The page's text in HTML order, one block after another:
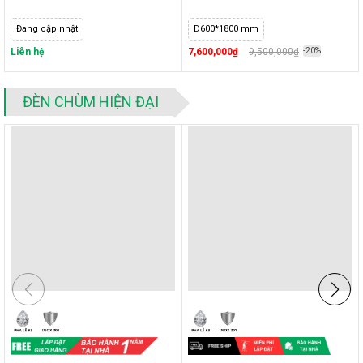
Đang cập nhật
Liên hệ
D600*1800 mm
7,600,000₫ 9,500,000₫ -20%
ĐÈN CHÙM HIỆN ĐẠI